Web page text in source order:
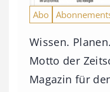
Abo
Wissen.
Motto der
Magazin für